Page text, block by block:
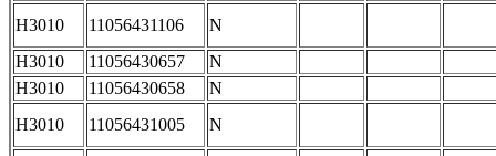
H3010
11056431106
N
H3010
11056430657
N
H3010
11056430658
N
H3010
11056431005 N